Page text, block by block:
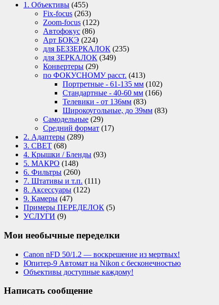
1. Объективы (455)
Fix-focus (263)
Zoom-focus (122)
Автофокус (86)
Арт БОКЭ (224)
для БЕЗЗЕРКАЛОК (235)
для ЗЕРКАЛОК (349)
Конвертеры (29)
по ФОКУСНОМУ расст. (413)
Портретные - 61-135 мм (102)
Стандартные - 40-60 мм (166)
Телевики - от 136мм (83)
Широкоугольные, до 39мм (83)
Самодельные (29)
Средний формат (17)
2. Адаптеры (289)
3. СВЕТ (68)
4. Крышки / Бленды (93)
5. МАКРО (148)
6. Фильтры (260)
7. Штативы и т.п. (111)
8. Аксессуары (122)
9. Камеры (47)
Примеры ПЕРЕДЕЛОК (5)
УСЛУГИ (9)
Мои необычные переделки
Canon nFD 50/1.2 — воскрешение из мертвых!
Юпитер-9 Автомат на Nikon с бесконечностью
Объективы доступные каждому!
Написать сообщение